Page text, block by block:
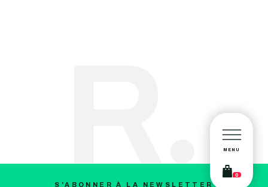
MENU
0
S'ABONNER À LA NEWSLETTER